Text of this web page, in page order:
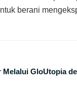
berani
GloUtopia